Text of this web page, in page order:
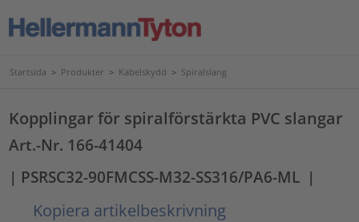
Startsida > Produkter > Kabelskydd > Spiralslang
Kopplingar för spiralförstärkta PVC slangar
Art.-Nr. 166-41404
| PSRSC32-90FMCSS-M32-SS316/PA6-ML |
Kopiera artikelbeskrivning